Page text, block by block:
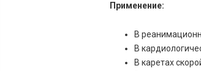
Применение:
В
В
В каретах